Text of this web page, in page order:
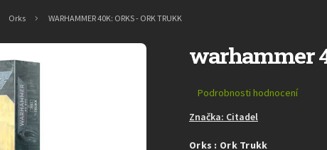
Orks WARHAMMER 40K: ORKS - ORK TRUKK
warhammer
Průměrné
produktu
0,0
Podrobnosti hodnocení
Značka: Citadel
Orks : Ork Trukk